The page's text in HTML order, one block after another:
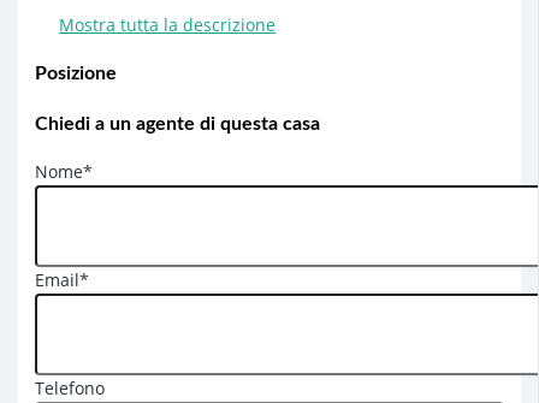
Mostra tutta la descrizione
Posizione
Chiedi a un agente di questa casa
Nome*
Email*
Telefono